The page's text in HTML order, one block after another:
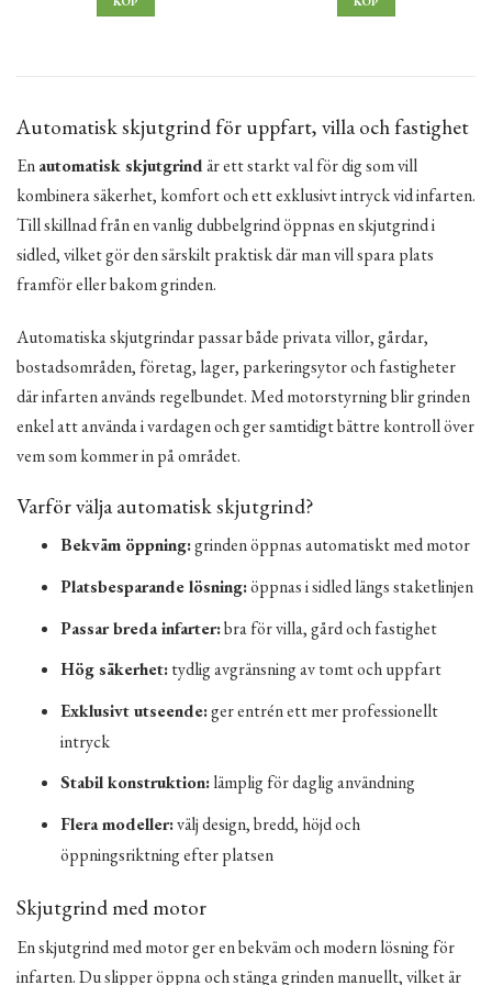
Automatisk skjutgrind för uppfart, villa och fastighet
Enautomatisk skjutgrindär ett starkt val för dig som vill
kombinera säkerhet, komfort och ett exklusivt intryck vid infarten.
Till skillnad från en vanlig dubbelgrind öppnas en skjutgrind i
sidled, vilket gör den särskilt praktisk där man vill spara plats
framför eller bakom grinden.
Automatiska skjutgrindar passar både privata villor, gårdar,
bostadsområden, företag, lager, parkeringsytor och fastigheter
där infarten används regelbundet. Med motorstyrning blir grinden
enkel att använda i vardagen och ger samtidigt bättre kontroll över
vem som kommer in på området.
Varför välja automatisk skjutgrind?
Bekväm öppning:grinden öppnas automatiskt med motor
Platsbesparande lösning:öppnas i sidled längs staketlinjen
Passar breda infarter:bra för villa, gård och fastighet
Hög säkerhet:tydlig avgränsning av tomt och uppfart
Exklusivt utseende:ger entrén ett mer professionellt
intryck
Stabil konstruktion:lämplig för daglig användning
Flera modeller:välj design, bredd, höjd och
öppningsriktning efter platsen
Skjutgrind med motor
En skjutgrind med motor ger en bekväm och modern lösning för
infarten. Du slipper öppna och stänga grinden manuellt, vilket är